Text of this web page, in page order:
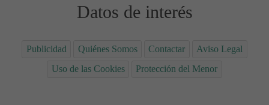
Datos de interés
Publicidad Quiénes Somos Contactar
Aviso Legal
Uso de las Cookies
Protección del Menor